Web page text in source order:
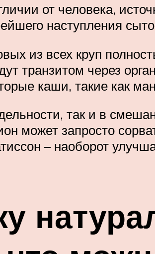
от человека,
наступления
из всех круп
транзитом через
каши, такие как
так и в
может запросто
– наоборот